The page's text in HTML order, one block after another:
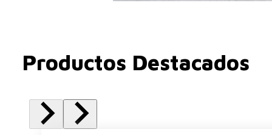
Productos Destacados